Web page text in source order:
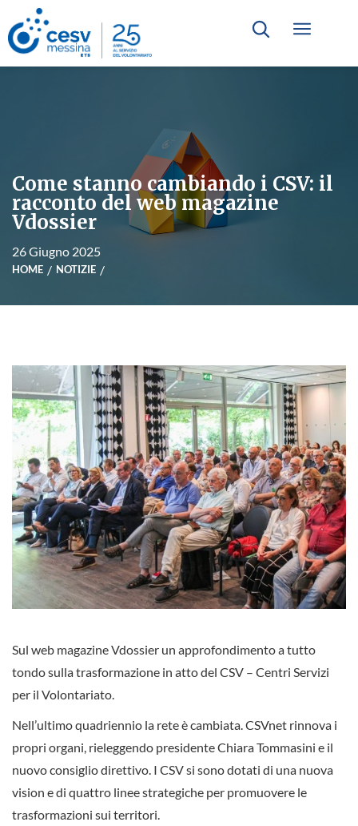
Come stanno cambiando i CSV: il
racconto del web magazine
Vdossier
26 Giugno 2025
HOME NOTIZIE
Sul web magazine Vdossier un approfondimento a tutto
tondo sulla trasformazione in atto del CSV – Centri Servizi
per il Volontariato.
Nell’ultimo quadriennio la rete è cambiata. CSVnet rinnova i
propri organi, rieleggendo presidente Chiara Tommasini e il
nuovo consiglio direttivo. I CSV si sono dotati di una nuova
vision e di quattro linee strategiche per promuovere le
trasformazioni sui territori.